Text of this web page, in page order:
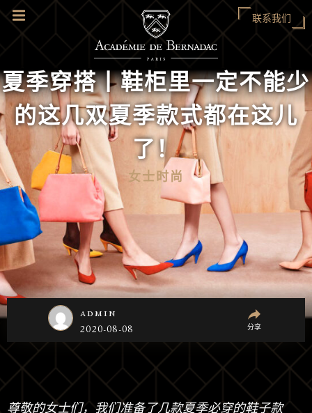
联系我们
夏季穿搭丨鞋柜里一定不能少
的这几双夏季款式都在这儿
了！
女士时尚
admin
2020-08-08 分享
尊敬的女士们，我们准备了几款夏季必穿的鞋子款